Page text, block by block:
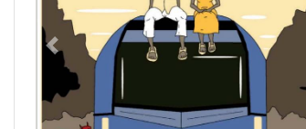
Previous